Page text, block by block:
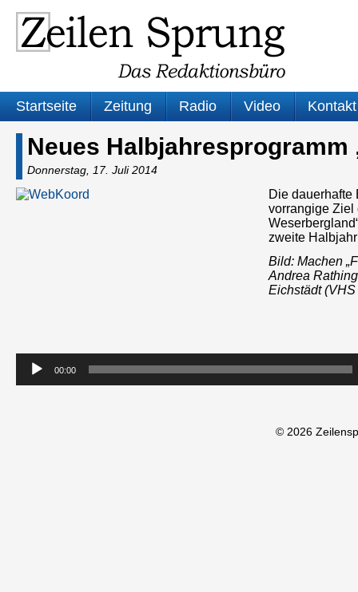
Startseite Zeitung Radio Video Kontakt
Neues Halbjahresprogramm
Donnerstag, 17. Juli 2014
Die dauerhafte
vorrangige Ziel
zweite
Bild: Machen
Andrea
Eichstädt
Player
00:00
© 2026